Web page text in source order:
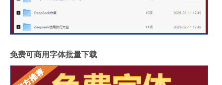
免费可商用字体批量下载